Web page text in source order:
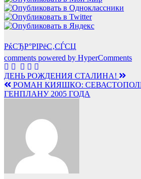
РќСЂР°РІРёС‚СЃСЏ
comments powered by HyperComments
Навигация
по
ДЕНЬ РОЖДЕНИЯ СТАЛИНА!
РОМАН КИЯШКО:
ГЕНПЛАНУ 2005 ГОДА